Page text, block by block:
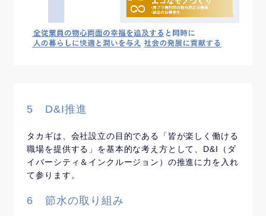
5 D&I推進
タカギは、会社設立の目的である「皆が楽しく働ける
職場を提供する」を基本的な考え方として、D&I（ダ
イバーシティ＆インクルージョン）の推進に力を入れ
て参ります。
6 節水の取り組み